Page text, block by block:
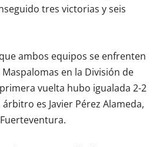
tres victorias y seis
ambos equipos se enfrenten
en la División de
vuelta hubo igualada 2-2
es Javier Pérez Alameda,